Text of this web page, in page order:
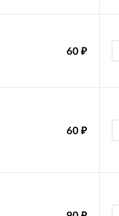
60 ₽
60 ₽